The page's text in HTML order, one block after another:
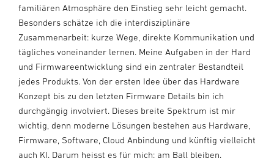
familiären Atmosphäre den Einstieg sehr leicht gemacht.
Besonders schätze ich die interdisziplinäre
Zusammenarbeit: kurze Wege, direkte Kommunikation und
tägliches voneinander lernen. Meine Aufgaben in der Hard
und Firmwareentwicklung sind ein zentraler Bestandteil
jedes Produkts. Von der ersten Idee über das Hardware
Konzept bis zu den letzten Firmware Details bin ich
durchgängig involviert. Dieses breite Spektrum ist mir
wichtig, denn moderne Lösungen bestehen aus Hardware,
Firmware, Software, Cloud Anbindung und künftig vielleicht
auch KI. Darum heisst es für mich: am Ball bleiben.